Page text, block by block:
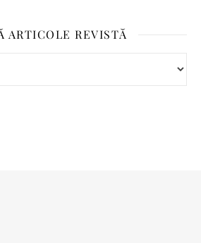
ARTICOLE REVISTĂ